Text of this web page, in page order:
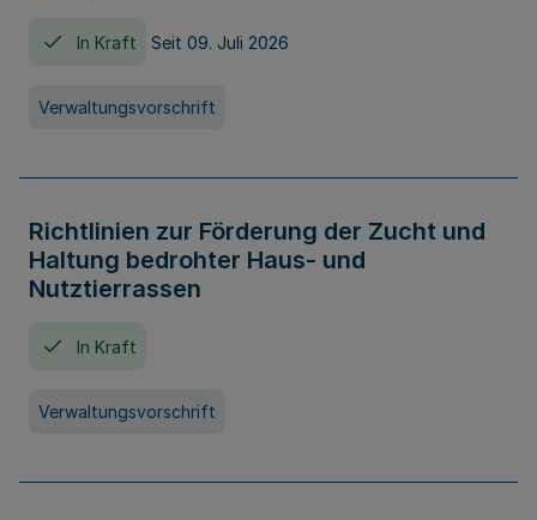
In Kraft Seit 09. Juli 2026
Verwaltungsvorschrift
Richtlinien zur Förderung der Zucht und
Haltung bedrohter Haus- und
Nutztierrassen
In Kraft
Verwaltungsvorschrift